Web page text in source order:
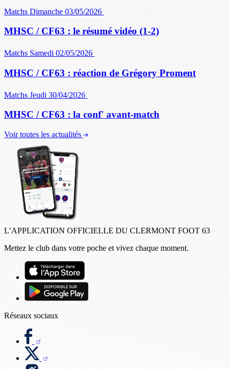
Matchs Dimanche 03/05/2026
MHSC / CF63 : le résumé vidéo (1-2)
Matchs Samedi 02/05/2026
MHSC / CF63 : réaction de Grégory Proment
Matchs Jeudi 30/04/2026
MHSC / CF63 : la conf' avant-match
Voir toutes les actualités
L’APPLICATION OFFICIELLE DU CLERMONT FOOT 63
Mettez le club dans votre poche et vivez chaque moment.
Réseaux sociaux